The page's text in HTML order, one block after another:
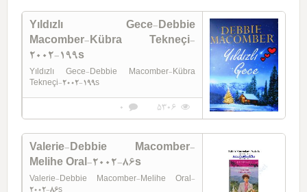
Yıldızlı Gece-Debbie
Macomber-Kübra Tekneçi-
2002-199s
Yıldızlı Gece-Debbie Macomber-Kübra
Tekneçi-2002-199s
5306
0
Valerie-Debbie Macomber-
Melihe Oral-2002-86s
Valerie-Debbie Macomber-Melihe Oral-